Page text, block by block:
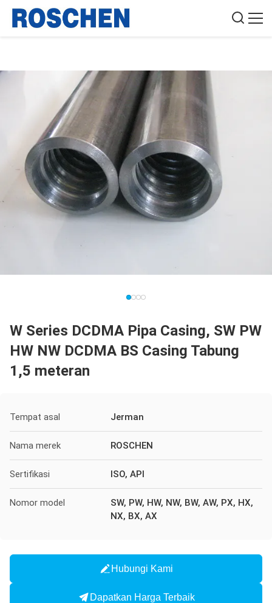
W Series DCDMA Pipa Casing, SW PW
HW NW DCDMA BS Casing Tabung
1,5 meteran
Tempat asal Jerman
Nama merek ROSCHEN
Sertifikasi ISO, API
Nomor model
SW, PW, HW, NW, BW, AW, PX, HX,
NX, BX, AX
Hubungi Kami
Dapatkan Harga Terbaik